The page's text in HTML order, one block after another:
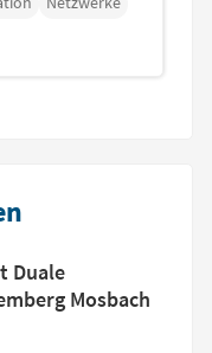
Duale
Mosbach